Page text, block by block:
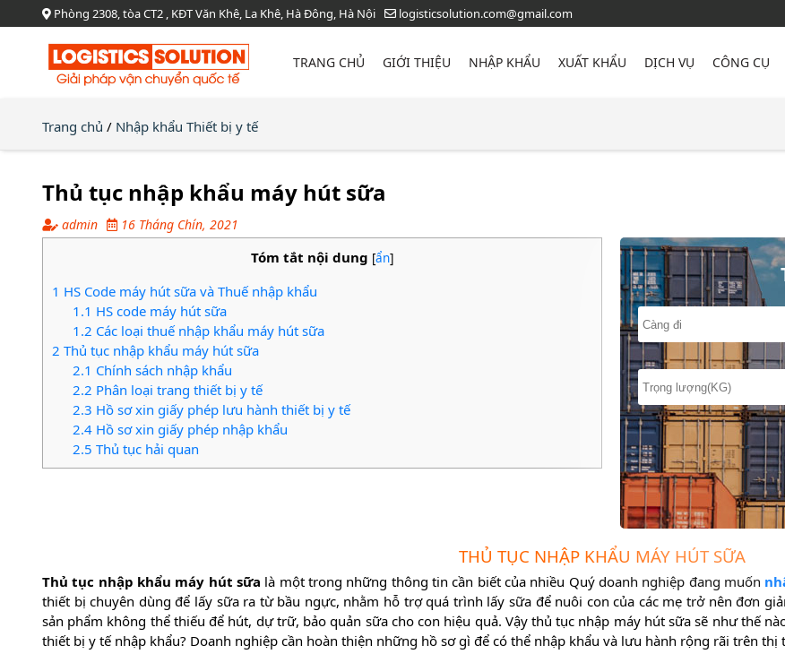
Phòng 2308, tòa CT2 , KĐT Văn Khê, La Khê, Hà Đông, Hà Nội logisticsolution.com@gmail.com
TRANG CHỦ GIỚI THIỆU NHẬP KHẨU XUẤT KHẨU DỊCH VỤ CÔNG CỤ
Trang chủ / Nhập khẩu Thiết bị y tế
Thủ tục nhập khẩu máy hút sữa
admin 16 Tháng Chín, 2021
Tóm tắt nội dung [ẩn]
1 HS Code máy hút sữa và Thuế nhập khẩu
1.1 HS code máy hút sữa
1.2 Các loại thuế nhập khẩu máy hút sữa
2 Thủ tục nhập khẩu máy hút sữa
2.1 Chính sách nhập khẩu
2.2 Phân loại trang thiết bị y tế
2.3 Hồ sơ xin giấy phép lưu hành thiết bị y tế
2.4Hồ sơ xin giấy phép nhập khẩu
2.5 Thủ tục hải quan
THỦ TỤC NHẬP KHẨU MÁY HÚT SỮA
Thủ tục nhập khẩu máy hút sữa là một trong những thông tin cần biết của nhiều Quý doanh nghiệp đang muốn
thiết bị chuyên dùng để lấy sữa ra từ bầu ngực, nhằm hỗ trợ quá trình lấy sữa để nuôi con của các mẹ trở nên đơn
sản phẩm không thể thiếu để hút, dự trữ, bảo quản sữa cho con hiệu quả. Vậy thủ tục nhập máy hút sữa sẽ như thế
thiết bị y tế nhập khẩu? Doanh nghiệp cần hoàn thiện những hồ sơ gì để có thể nhập khẩu và lưu hành rộng rãi trên thị